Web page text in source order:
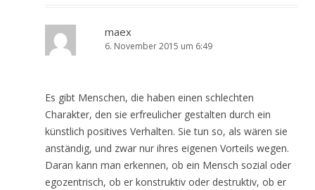
maex
6. November 2015 um 6:49
Es gibt Menschen, die haben einen schlechten
Charakter, den sie erfreulicher gestalten durch ein
künstlich positives Verhalten. Sie tun so, als wären sie
anständig, und zwar nur ihres eigenen Vorteils wegen.
Daran kann man erkennen, ob ein Mensch sozial oder
egozentrisch, ob er konstruktiv oder destruktiv, ob er